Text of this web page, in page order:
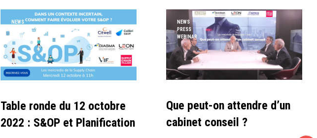
NEWS
WEBINAR
Table ronde du 12 octobre
2022 : S&OP et Planification
NEWS
PRESS
WEBINAR
Que peut-on attendre d’un
cabinet conseil ?